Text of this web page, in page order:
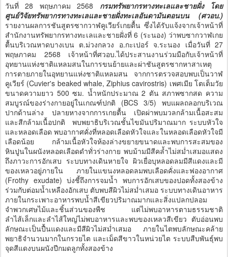
วันที่ 28 พฤษภาคม 2568 กรมทรัพยากรทางทะเลและชายฝั่ง โดย
ศูนย์วิจัยทรัพยากรทางทะเลและชายฝั่งทะเลอันดามันตอนบน (ศวอบ.)
รายงานผลการชันสูตรซากวาฬคูเวียร์เกยตื้น ซึ่งได้รับแจ้งจากเจ้าหน้าที่
สำนักงานทรัพยากรทางทะเลและชายฝั่งที่ 6 (ระนอง) ว่าพบซากวาฬเกย
ตื้นบริเวณหาดบางเบน ต.ม่วงกลวง อ.กะเปอร์ จ.ระนอง เมื่อวันที่ 27
พฤษภาคม 2568 เจ้าหน้าที่ศวอบ.ได้ประสานงานร่วมมือกับเจ้าหน้าที่
อุทยานแห่งชาติแหลมสนในการขนย้ายและผ่าชันสูตรซากหาสาเหตุ
การตายภายในอุทยานแห่งชาติแหลมสน จากการตรวจสอบพบเป็นวาฬ
คูเวียร์ (Cuvier's beaked whale, Ziphius cavirostris) เพศเมีย โตเต็มวัย
ขนาดความยาว 500 ซม. น้ำหนักประมาณ 2 ตัน สภาพซากสด ความ
สมบูรณ์ของร่างกายอยู่ในเกณฑ์ปกติ (BCS 3/5) พบแผลถลอกบริเวณ
ปากด้านล่าง ปลายหางจากการเกยตื้น เปิดผ่าพบมวลกล้ามเนื้อสะสม
และสีกล้ามเนื้อปกติ พบพยาธิบริเวณชั้นไขมันปริมาณมาก ระบบหัวใจ
และหลอดเลือด พบอากาศคั่งที่หลอดเลือดหัวใจและในหลอดเลือดหัวใจมี
เลือดน้อย กล้ามเนื้อหัวใจห้องล่างขยายขนาดและพบการสะสมของ
หินปูนในผนังหลอดเลือดดำทั่วร่างกาย พบม้ามมีสีคล้ำไม่สม่ำเสมอแสดง
ถึงภาวะการอักเสบ ระบบทางเดินหายใจ ผิวเยื่อบุหลอดลมมีสีแดงและมี
ของเหลวอยู่ภายใน ภายในแขนงหลอดลมพบเลือดคั่งและฟองอากาศ
(Frothy exudate) บ่งชี้ถึงการจมน้ำ พบการอักเสบของปอดทั้งสองข้าง
ร่วมกับต่อมน้ำเหลืองอักเสบ ตับพบสีผิวไม่สม่ำเสมอ ระบบทางเดินอาหาร
ภายในกระเพาะอาหารพบน้ำสีเขียวปริมาณมากและสิ่งแปลกปลอม
จำพวกเศษไม้และชิ้นส่วนของพืช แต่ไม่พบอาหารตามธรรมชาติ
ลำไส้เล็กและลำไส้ใหญ่ไม่พบอาหารและพบของเหลวสีเขียว ตับอ่อนพบ
ลักษณะเป็นปื้นแดงและมีสีผิวไม่สม่ำเสมอ ภายในไตพบลักษณะคล้าย
พยาธิจำนวนมากในกรวยไต และเม็ดสีขาวในหน่วยไต ระบบสืบพันธุ์พบ
จุดสีแดงบนผนังปีกมดลูกทั้งสองข้าง